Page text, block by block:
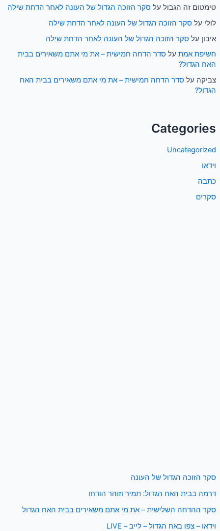
טימטום זה הגבולעלסקר הזוכה הגדול של העונה לאחר הדחת שילה
לוליעלסקר הזוכה הגדול של העונה לאחר הדחת שילה
איבוןעלסקר הזוכה הגדול של העונה לאחר הדחת שילה
חשיפת אמתעלסדר הדחה חמישית – את מי אתם משאירים בבית
האח הגדול?
צביקהעלסדר הדחה חמישית – את מי אתם משאירים בבית האח
הגדול?
Categories
Uncategorized
וידאו
כתבה
סקרים
סקר הזוכה הגדול של העונה
דרמה בבית האח הגדול: תמיר וזוהר הודחו
סקר ההדחה השלישית – את מי אתם משאירים בבית האח הגדול
וידאו – צפו באח הגדול – לייב – LIVE